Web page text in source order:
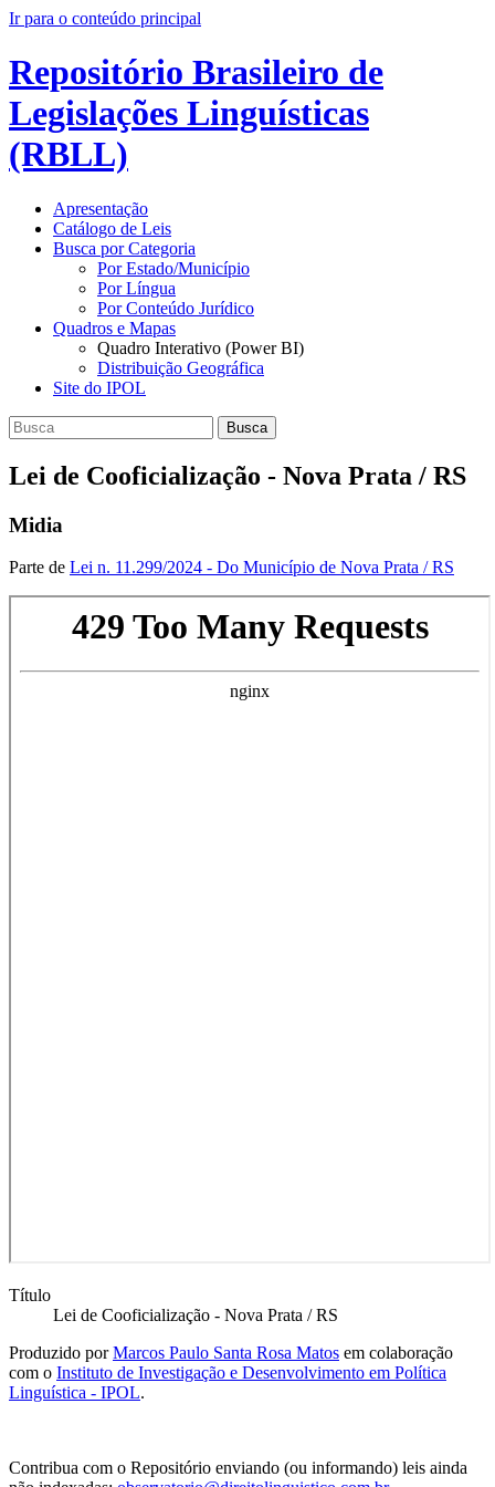
Ir para o conteúdo principal
Repositório Brasileiro de
Legislações Linguísticas
(RBLL)
Apresentação
Catálogo de Leis
Busca por Categoria
Por Estado/Município
Por Língua
Por Conteúdo Jurídico
Quadros e Mapas
Quadro Interativo (Power BI)
Distribuição Geográfica
Site do IPOL
Busca
Lei de Cooficialização - Nova Prata / RS
Midia
Parte de Lei n. 11.299/2024 - Do Município de Nova Prata / RS
Título
Lei de Cooficialização - Nova Prata / RS
Produzido porMarcos Paulo Santa Rosa Matos em colaboração
com o Instituto de Investigação e Desenvolvimento em Política
Linguística - IPOL.
Contribua com o Repositório enviando (ou informando) leis ainda